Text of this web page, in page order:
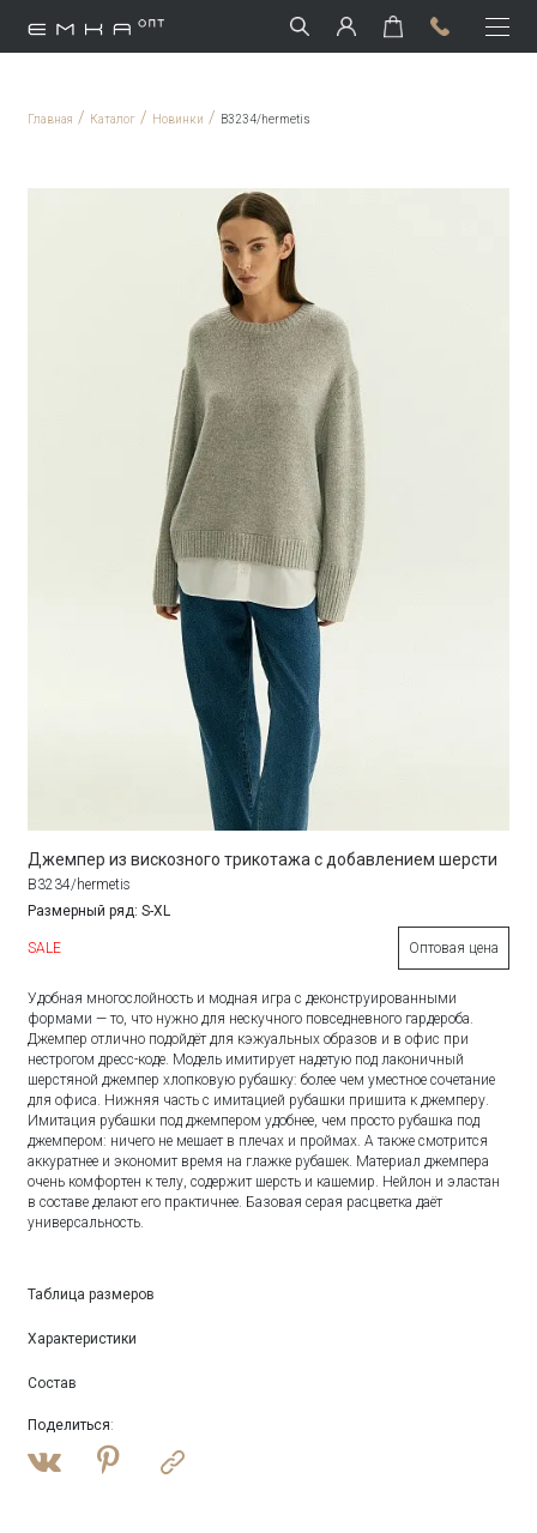
Главная / Каталог / Новинки / B3234/hermetis
Джемпер из вискозного трикотажа с добавлением шерсти
B3234/hermetis
Размерный ряд: S-XL
SALE Оптовая цена
Удобная многослойность и модная игра с деконструированными
формами — то, что нужно для нескучного повседневного гардероба.
Джемпер отлично подойдёт для кэжуальных образов и в офис при
нестрогом дресс-коде. Модель имитирует надетую под лаконичный
шерстяной джемпер хлопковую рубашку: более чем уместное сочетание
для офиса. Нижняя часть с имитацией рубашки пришита к джемперу.
Имитация рубашки под джемпером удобнее, чем просто рубашка под
джемпером: ничего не мешает в плечах и проймах. А также смотрится
аккуратнее и экономит время на глажке рубашек. Материал джемпера
очень комфортен к телу, содержит шерсть и кашемир. Нейлон и эластан
в составе делают его практичнее. Базовая серая расцветка даёт
универсальность.
Таблица размеров
Характеристики
Состав
Поделиться: